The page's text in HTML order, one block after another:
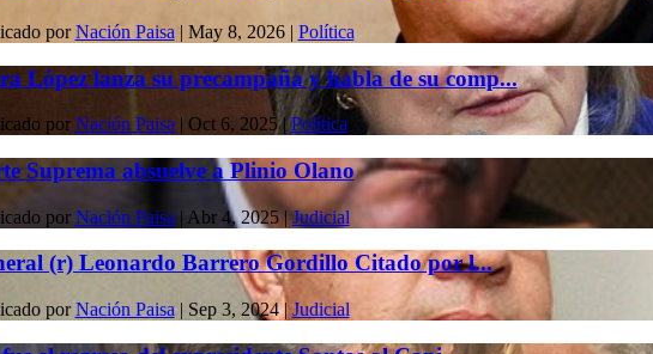
porNación Paisa | May 8, 2026| Política
López lanza su precampaña y habla de su comp...
por Nación Paisa | Oct 6, 2025|Política
Suprema absuelve a Plinio Olano
por Nación Paisa | Abr 4, 2025| Judicial
(r) Leonardo Barrero Gordillo Citado por l...
porNación Paisa| Sep 3, 2024| Judicial